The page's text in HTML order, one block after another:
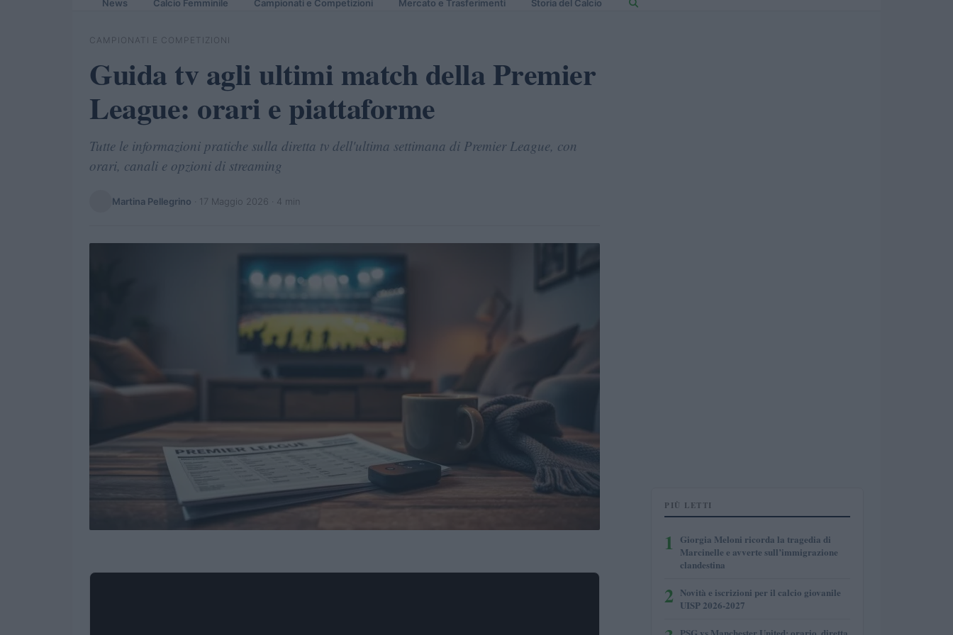
News Calcio Femminile Campionati e Competizioni Mercato e Trasferimenti Storia del Calcio
CAMPIONATI E COMPETIZIONI
Guida tv agli ultimi match della Premier
League: orari e piattaforme
Tutte le informazioni pratiche sulla diretta tv dell'ultima settimana di Premier League, con
orari, canali e opzioni di streaming
Martina Pellegrino 17 Maggio 2026 · 4 min
PIÙ LETTI
1
Giorgia Meloni ricorda la tragedia di
Marcinelle e avverte sull’immigrazione
clandestina
2 Novità e iscrizioni per il calcio giovanile
UISP 2026-2027